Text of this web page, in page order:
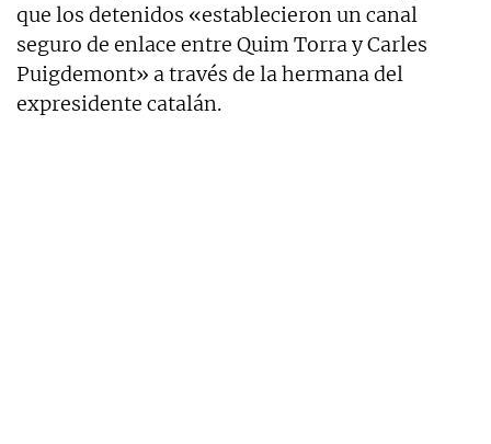
que los detenidos «establecieron un canal
seguro de enlace entre Quim Torra y Carles
Puigdemont» a través de la hermana del
expresidente catalán.